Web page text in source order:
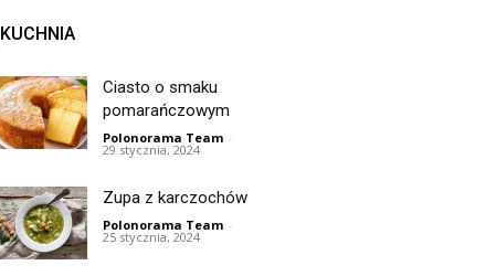
KUCHNIA
Ciasto o smaku
pomarańczowym
Polonorama Team -
29 stycznia, 2024
Zupa z karczochów
Polonorama Team -
25 stycznia, 2024